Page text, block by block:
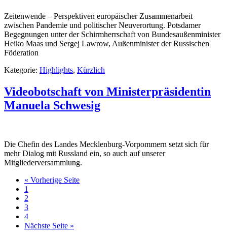
Zeitenwende – Perspektiven europäischer Zusammenarbeit
zwischen Pandemie und politischer Neuverortung. Potsdamer
Begegnungen unter der Schirmherrschaft von Bundesaußenminister
Heiko Maas und Sergej Lawrow, Außenminister der Russischen
Föderation
Kategorie: Highlights, Kürzlich
Videobotschaft von Ministerpräsidentin
Manuela Schwesig
Die Chefin des Landes Mecklenburg-Vorpommern setzt sich für
mehr Dialog mit Russland ein, so auch auf unserer
Mitgliederversammlung.
« Vorherige Seite
1
2
3
4
Nächste Seite »